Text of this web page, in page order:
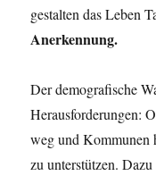
gestalten das Leben
Anerkennung.
Der demografische
Herausforderungen:
weg und Kommunen
zu unterstützen.